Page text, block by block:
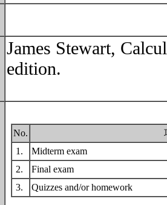
James Stewart,
edition.
No.
1.
Midterm exam
2.
Final exam
3.
Quizzes and/or homework